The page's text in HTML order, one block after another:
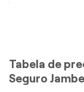
Tabela de
Seguro